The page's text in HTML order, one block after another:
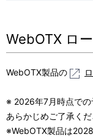
シ
ョ
WebOTX ロ
WebOTX製品の
※ 2026年7月時点での
あらかじめご了承くだ
※WebOTX製品は